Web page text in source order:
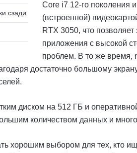
сзади
Core i7 12-го поколения
(встроенной)
RTX 3050, что позволяет
приложения с высокой
проблем. В то же время,
достаточно большому
диском на 512 ГБ и
количеством данных и
хорошим выбором для тех, кто